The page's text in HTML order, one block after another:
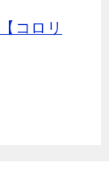
コロリ